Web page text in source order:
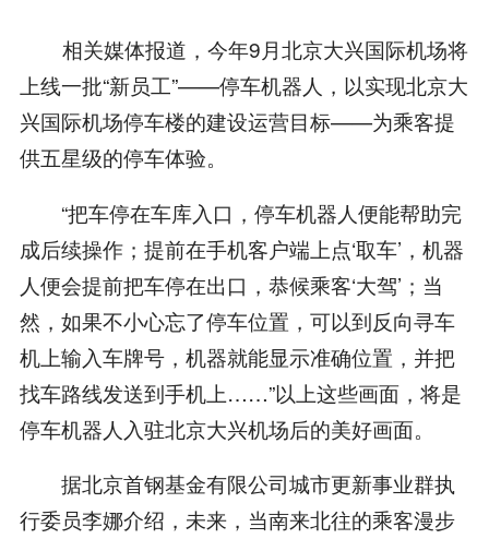
相关媒体报道，今年9月北京大兴国际机场将
上线一批“新员工”——停车机器人，以实现北京大
兴国际机场停车楼的建设运营目标——为乘客提
供五星级的停车体验。
“把车停在车库入口，停车机器人便能帮助完
成后续操作；提前在手机客户端上点‘取车’，机器
人便会提前把车停在出口，恭候乘客‘大驾’；当
然，如果不小心忘了停车位置，可以到反向寻车
机上输入车牌号，机器就能显示准确位置，并把
找车路线发送到手机上……”以上这些画面，将是
停车机器人入驻北京大兴机场后的美好画面。
据北京首钢基金有限公司城市更新事业群执
行委员李娜介绍，未来，当南来北往的乘客漫步